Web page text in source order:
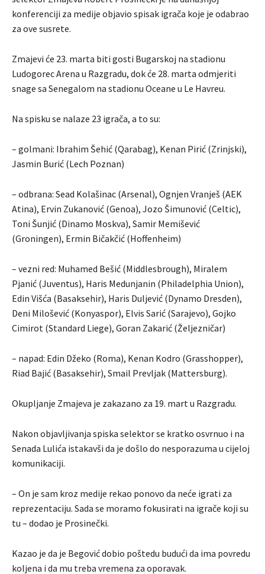
konferenciji za medije objavio spisak igrača koje je odabrao
za ove susrete.
Zmajevi će 23. marta biti gosti Bugarskoj na stadionu
Ludogorec Arena u Razgradu, dok će 28. marta odmjeriti
snage sa Senegalom na stadionu Oceane u Le Havreu.
Na spisku se nalaze 23 igrača, a to su:
– golmani: Ibrahim Šehić (Qarabag), Kenan Pirić (Zrinjski),
Jasmin Burić (Lech Poznan)
– odbrana: Sead Kolašinac (Arsenal), Ognjen Vranješ (AEK
Atina), Ervin Zukanović (Genoa), Jozo Šimunović (Celtic),
Toni Šunjić (Dinamo Moskva), Samir Memišević
(Groningen), Ermin Bičakčić (Hoffenheim)
– vezni red: Muhamed Bešić (Middlesbrough), Miralem
Pjanić (Juventus), Haris Medunjanin (Philadelphia Union),
Edin Višća (Basaksehir), Haris Duljević (Dynamo Dresden),
Deni Milošević (Konyaspor), Elvis Sarić (Sarajevo), Gojko
Cimirot (Standard Liege), Goran Zakarić (Željezničar)
– napad: Edin Džeko (Roma), Kenan Kodro (Grasshopper),
Riad Bajić (Basaksehir), Smail Prevljak (Mattersburg).
Okupljanje Zmajeva je zakazano za 19. mart u Razgradu.
Nakon objavljivanja spiska selektor se kratko osvrnuo i na
Senada Lulića istakavši da je došlo do nesporazuma u cijeloj
komunikaciji.
– On je sam kroz medije rekao ponovo da neće igrati za
reprezentaciju. Sada se moramo fokusirati na igrače koji su
tu – dodao je Prosinečki.
Kazao je da je Begović dobio poštedu budući da ima povredu
koljena i da mu treba vremena za oporavak.